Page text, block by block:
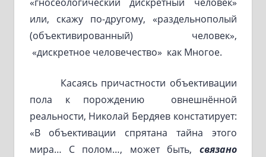
«гносеологический дискретный человек»
или, скажу по-другому, «раздельнополый
(объективированный) человек»,
«дискретное человечество» как Многое.
Касаясь причастности объективации
пола к порождению овнешнённой
реальности, Николай Бердяев констатирует:
«В объективации спрятана тайна этого
мира… С полом…, может быть, связано